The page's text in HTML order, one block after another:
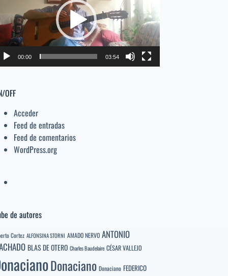
volumen.
00:00 03:54
OFF
Acceder
Feed de entradas
Feed de comentarios
WordPress.org
de autores
Cortez ALFONSINA STORNI AMADO NERVO ANTONIO
BLAS DE OTERO Charles Baudelaire CÉSAR VALLEJO
Donaciano Donaciano FEDERICO